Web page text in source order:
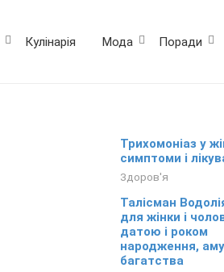
Кулінарія Мода Поради
Трихомоніаз у
симптоми і
Здоров'я
Талісман
для жінки і
датою і роком
народження,
багатства